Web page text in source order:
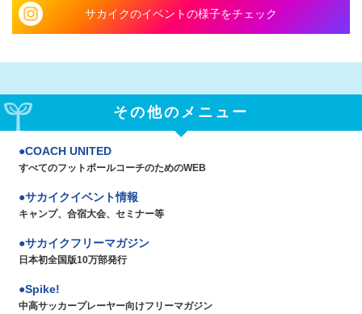
サカイクのイベントの様子をチェック
その他のメニュー
COACH UNITED
すべてのフットボールコーチのためのWEB
サカイクイベント情報
キャンプ、合宿大会、セミナー等
サカイクフリーマガジン
日本初全国版10万部発行
Spike!
中高サッカープレーヤー向けフリーマガジン